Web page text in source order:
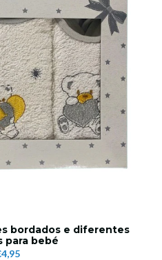
bordados e diferentes
para bebé